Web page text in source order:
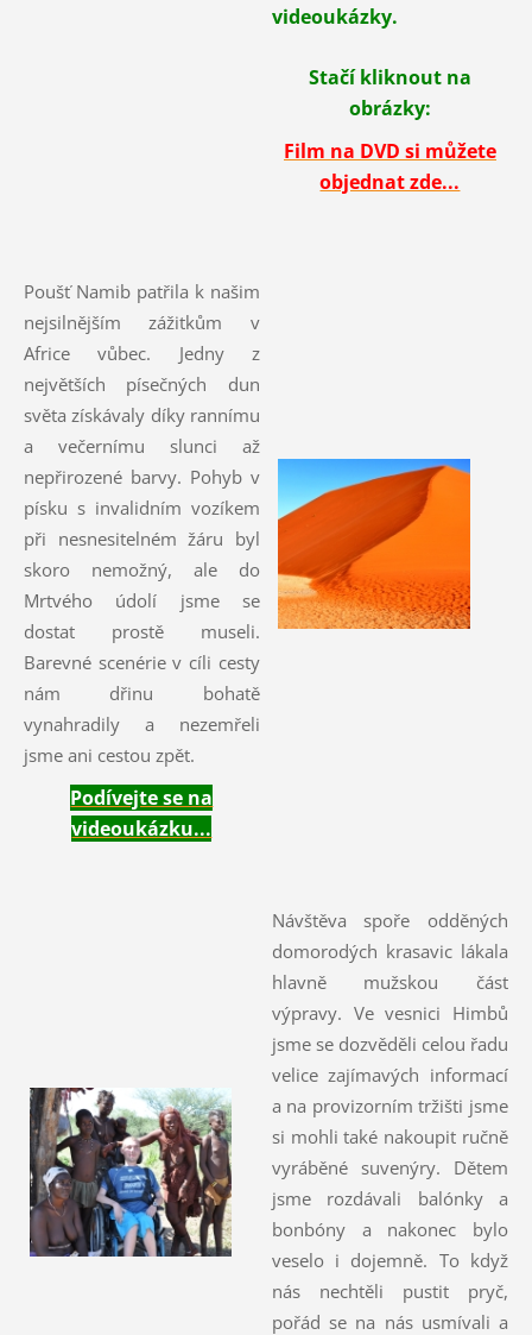
videoukázky.
Stačí kliknout na
obrázky:
Film na DVD si můžete
objednat zde...
Poušť Namib patřila k našim
nejsilnějším zážitkům v
Africe vůbec. Jedny z
největších písečných dun
světa získávaly díky rannímu
a večernímu slunci až
nepřirozené barvy. Pohyb v
písku s invalidním vozíkem
při nesnesitelném žáru byl
skoro nemožný, ale do
Mrtvého údolí jsme se
dostat prostě museli.
Barevné scenérie v cíli cesty
nám dřinu bohatě
vynahradily a nezemřeli
jsme ani cestou zpět.
Podívejte se na
videoukázku...
Návštěva spoře odděných
domorodých krasavic lákala
hlavně mužskou část
výpravy. Ve vesnici Himbů
jsme se dozvěděli celou řadu
velice zajímavých informací
a na provizorním tržišti jsme
si mohli také nakoupit ručně
vyráběné suvenýry. Dětem
jsme rozdávali balónky a
bonbóny a nakonec bylo
veselo i dojemně. To když
nás nechtěli pustit pryč,
pořád se na nás usmívali a